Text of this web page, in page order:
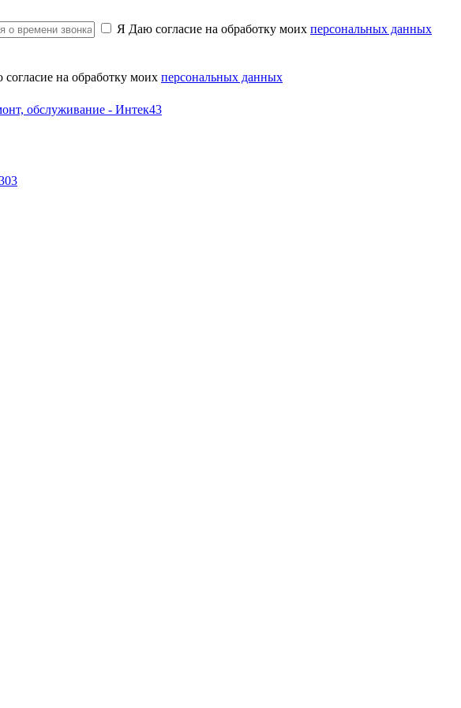
Я Даю согласие на обработку моих персональных данных
на обработку моих персональных данных